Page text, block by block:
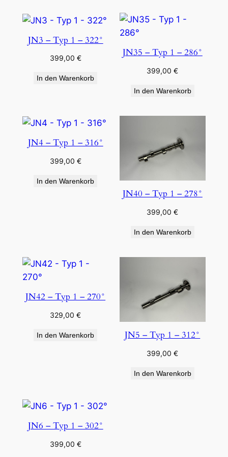
JN3 – Typ 1 – 322°
399,00 €
In den Warenkorb
JN35 – Typ 1 – 286°
399,00€
In den Warenkorb
JN4 – Typ 1 – 316°
399,00 €
In den Warenkorb
JN40 – Typ 1 – 278°
399,00€
In den Warenkorb
JN42 – Typ 1 – 270°
329,00€
In den Warenkorb JN5 – Typ 1 – 312°
399,00€
In den Warenkorb
JN6 – Typ 1 – 302°
399,00 €